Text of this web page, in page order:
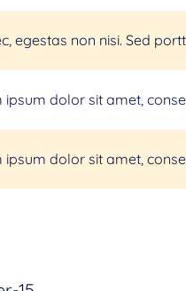
egestas non nisi. Sed
dolor sit amet,
dolor sit amet,